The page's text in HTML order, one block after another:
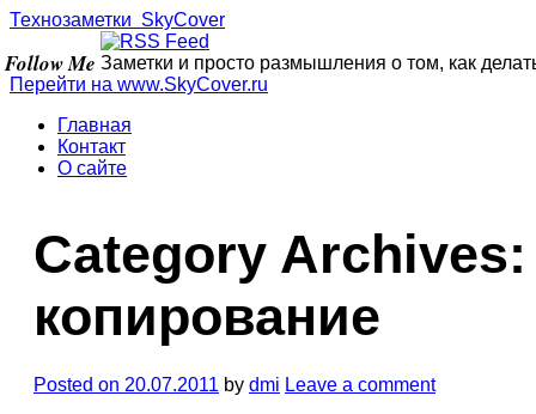
Технозаметки SkyCover
Follow Me Заметки и просто размышления о том, как
Перейти на www.SkyCover.ru
Главная
Контакт
О сайте
Category
копирование
Posted on 20.07.2011 by dmi Leave a comment